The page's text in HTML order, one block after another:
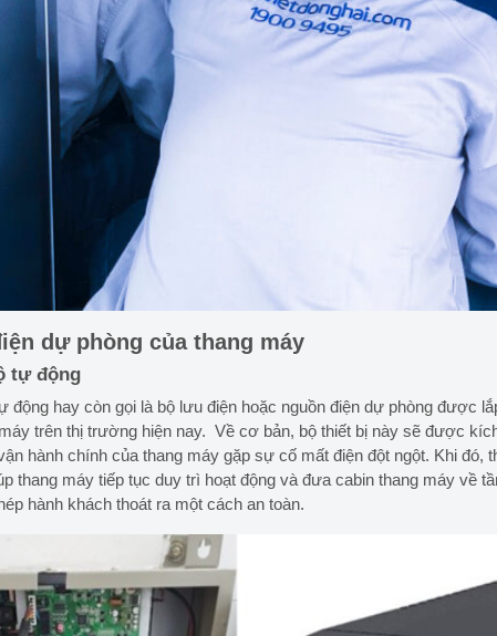
dự phòng của thang máy
tự động
động hay còn gọi là bộ lưu điện hoặc nguồn điện dự phòng được
trên thị trường hiện nay. Về cơ bản, bộ thiết bị này sẽ được
hành chính của thang máy gặp sự cố mất điện đột ngột. Khi đó,
thang máy tiếp tục duy trì hoạt động và đưa cabin thang máy về
hành khách thoát ra một cách an toàn.